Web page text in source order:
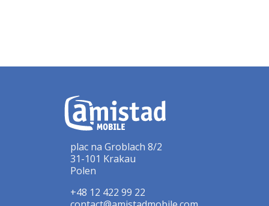
plac na Groblach 8/2
31-101 Krakau
Polen
+48 12 422 99 22